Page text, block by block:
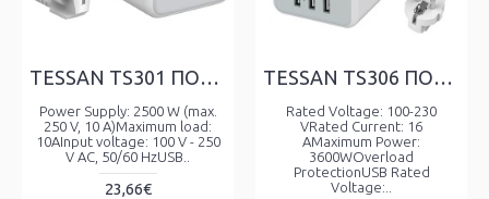
TESSAN TS301 ΠΟΛΥΜΠΡΙΖΟ 3 ΘΕΣΕΩΝ, 3 USB, ΓΚΡΙ/ΛΕΥΚΟ
Power Supply: 2500 W (max.
250 V, 10 A)Maximum load:
10AInput voltage: 100 V - 250
V AC, 50/60 HzUSB..
23,66€
TESSAN TS306 ΠΟΛΥΜΠΡΙΖΟ 6 ΘΕΣΕΩΝ, 3 USB, ΓΚΡΙ/ΛΕΥΚΟ
Rated Voltage: 100-230
VRated Current: 16
AMaximum Power:
3600WOverload
ProtectionUSB Rated
Voltage:..